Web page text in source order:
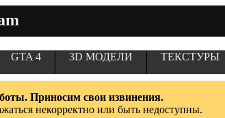
GTA 4 3D МОДЕЛИ ТЕКСТУРЫ
Приносим свои извинения.
некорректно или быть недоступны.